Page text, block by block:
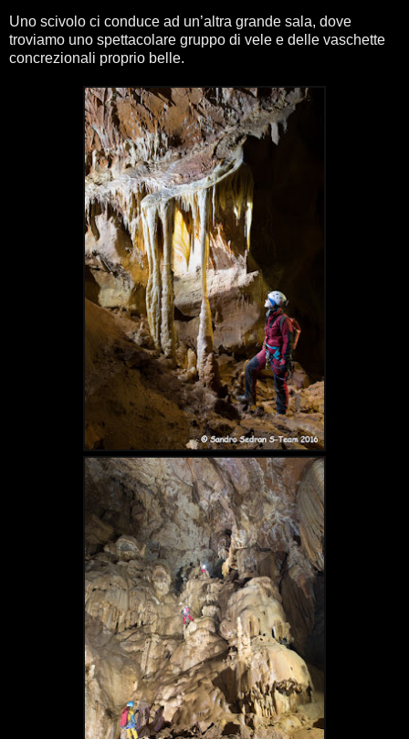
Uno scivolo ci conduce ad un’altra grande sala, dove
troviamo uno spettacolare gruppo di vele e delle vaschette
concrezionali proprio belle.